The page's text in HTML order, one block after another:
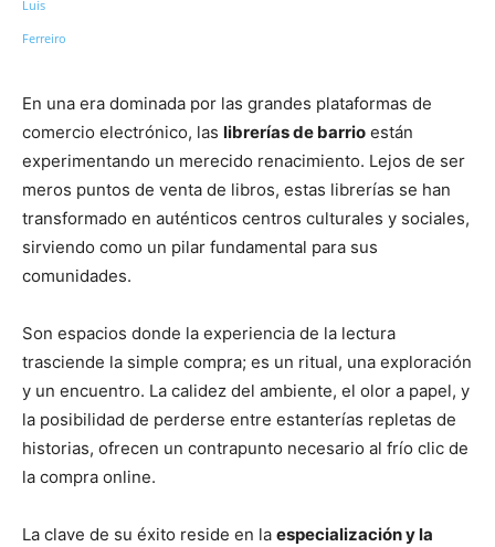
En una era dominada por las grandes plataformas de
comercio electrónico, las librerías de barrio están
experimentando un merecido renacimiento. Lejos de ser
meros puntos de venta de libros, estas librerías se han
transformado en auténticos centros culturales y sociales,
sirviendo como un pilar fundamental para sus
comunidades.
Son espacios donde la experiencia de la lectura
trasciende la simple compra; es un ritual, una exploración
y un encuentro. La calidez del ambiente, el olor a papel, y
la posibilidad de perderse entre estanterías repletas de
historias, ofrecen un contrapunto necesario al frío clic de
la compra online.
La clave de su éxito reside en la especialización y la